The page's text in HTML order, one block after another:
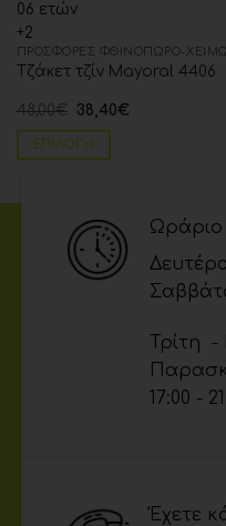
06 ετών
+2
Τζάκετ τζίν Mayoral 4406
48,00€ 38,40€
ΕΠΙΛΟΓΉ
Ωράριο
Τρίτη
17:00 -
Έχετε